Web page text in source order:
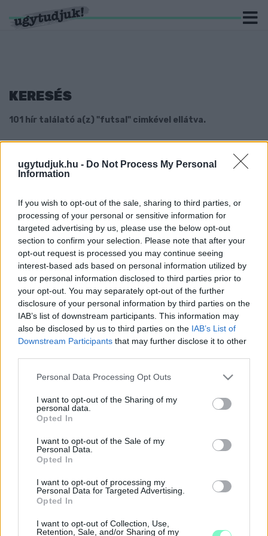
ugytudjuk.hu - Do Not Process My Personal
Information
If you wish to opt-out of the sale, sharing to third parties, or
processing of your personal or sensitive information for
targeted advertising by us, please use the below opt-out
section to confirm your selection. Please note that after your
opt-out request is processed you may continue seeing
interest-based ads based on personal information utilized by
us or personal information disclosed to third parties prior to
your opt-out. You may separately opt-out of the further
disclosure of your personal information by third parties on the
IAB’s list of downstream participants. This information may
also be disclosed by us to third parties on the IAB’s List of
Downstream Participants that may further disclose it to other
Please note that this website/app uses one or more Google
not limited to your visit or usage behaviour. You may click to
grant or deny consent to Google and its third-party tags to
use your data for below specified purposes in below Google
consent section.
Personal Data Processing Opt Outs
I want to opt-out of the Sharing of my
personal data.
Opted In
I want to opt-out of the Sale of my
Personal Data.
Opted In
I want to opt-out of processing my
Personal Data for Targeted Advertising.
Opted In
I want to opt-out of Collection, Use,
Retention, Sale, and/or Sharing of my
KERESÉS
101 hír találató a(z) "futsal" cimkével ellátva.
2019. június. 27. 14:34
Az ezüstérmet szerző csapat irányítása spanyol kézbe kerül.
HALADÁS FUTSAL CSAPATA
2019. június. 13. 23:12
Három kulcsjátékosa nélkül kapott ki a Hali a Berettyóújfalutól.
ISMÉT NYERT A HALADÁS, ÖTÖDIK MECCS
DÖNT A FUTSALBAJNOKSÁG DÖNTŐJÉBEN
2019. június. 11. 08:25
Fontos siker, vezéráldozatokkal.
ŐRÜLT MECCSEN, HOSSZABBÍTÁS UTÁN
KAPOTT KI A HALADÁS FUTSAL CSAPATA A
BAJNOKI DÖNTŐBEN
EGYENLÍTETTEK A HALADÁS FUTSALOSAI A
BAJNOKI DÖNTŐBEN
2019. június. 04. 08:05
Hazai pályán verték a Berettyóújfalut.
HÁTRÁNYBA KERÜLTEK A HALADÁS
FUTSALOSAI A BAJNOKI DÖNTŐBEN
Egy góllal nyert a Berettyóújfalu.
ÓRIÁSI SIKER! BAJNOKI DÖNTŐBE JUTOTTAK A
2019. május. 28. 08:46